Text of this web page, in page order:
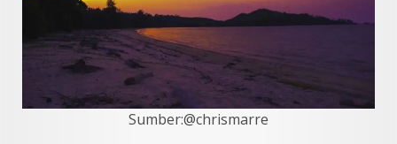
Sumber:@chrismarre